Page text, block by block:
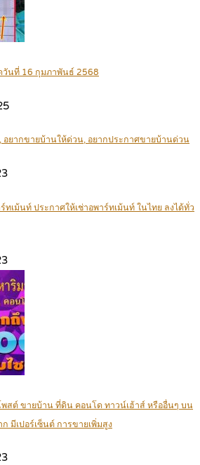
วันที่ 16 กุมภาพันธ์ 2568
อยากขายบ้านให้ด่วน, อยากประกาศขายบ้านด่วน
ทเม้นท์ ประกาศให้เช่าอพาร์ทเม้นท์ ในไทย ลงได้ทั่ว
สต์ ขายบ้าน ที่ดิน คอนโด ทาวน์เฮ้าส์ หรืออื่นๆ บน
ก มีเปอร์เซ็นต์ การขายเพิ่มสูง